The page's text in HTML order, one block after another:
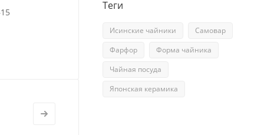
Теги
Исинские чайники
Самовар
Фарфор
Форма чайника
Чайная посуда
Японская керамика